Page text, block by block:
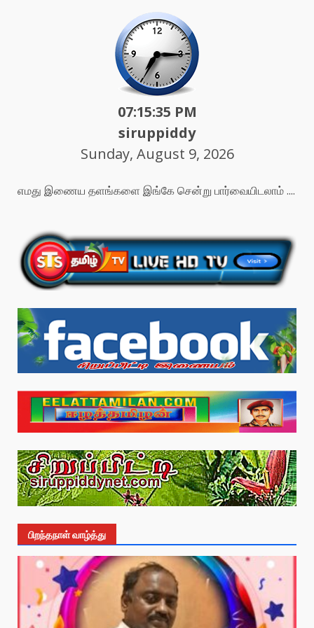
07:15:37 PM
siruppiddy
Sunday, August 9, 2026
எமது இணைய தளங்களை இங்கே சென்று பார்வையிடலாம் ....
பிறந்தநாள் வாழ்த்து